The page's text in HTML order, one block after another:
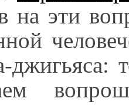
на эти
джигьяса: